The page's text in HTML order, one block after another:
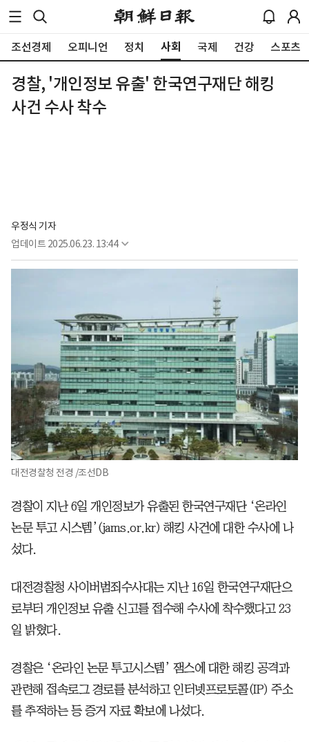
조선경제 오피니언 정치 사회 국제 건강 스포츠
경찰, '개인정보 유출' 한국연구재단 해킹
사건 수사 착수
우정식 기자
업데이트 2025.06.23. 13:44
대전경찰청 전경 /조선DB
경찰이 지난 6일 개인정보가 유출된 한국연구재단 ‘온라인
논문 투고 시스템’(jams.or.kr) 해킹 사건에 대한 수사에 나
섰다.
대전경찰청 사이버범죄수사대는 지난 16일 한국연구재단으
로부터 개인정보 유출 신고를 접수해 수사에 착수했다고 23
일 밝혔다.
경찰은 ‘온라인 논문 투고시스템’ 잼스에 대한 해킹 공격과
관련해 접속로그 경로를 분석하고 인터넷프로토콜(IP) 주소
를 추적하는 등 증거 자료 확보에 나섰다.